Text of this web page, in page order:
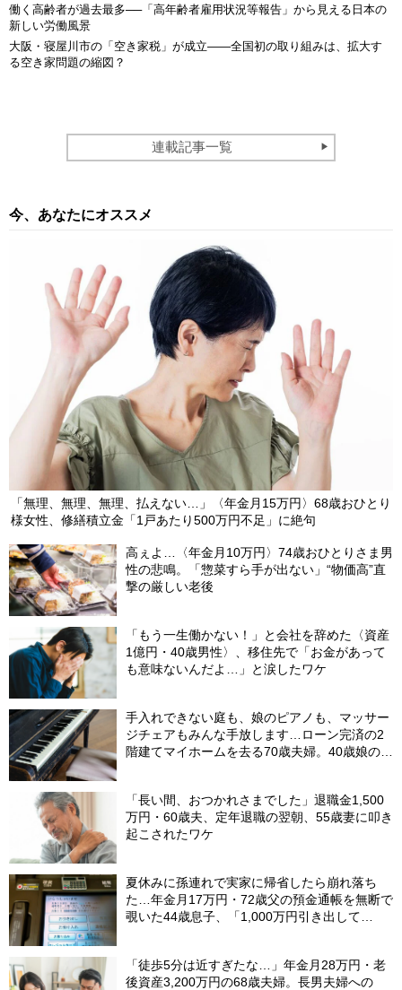
働く高齢者が過去最多──「高年齢者雇用状況等報告」から見える日本の
新しい労働風景
大阪・寝屋川市の「空き家税」が成立――全国初の取り組みは、拡大す
る空き家問題の縮図？
連載記事一覧
今、あなたにオススメ
「無理、無理、無理、払えない…」〈年金月15万円〉68歳おひとり
様女性、修繕積立金「1戸あたり500万円不足」に絶句
高ぇよ…〈年金月10万円〉74歳おひとりさま男
性の悲鳴。「惣菜すら手が出ない」“物価高”直
撃の厳しい老後
「もう一生働かない！」と会社を辞めた〈資産
1億円・40歳男性〉、移住先で「お金があって
も意味ないんだよ…」と涙したワケ
手入れできない庭も、娘のピアノも、マッサー
ジチェアもみんな手放します…ローン完済の2
階建てマイホームを去る70歳夫婦。40歳娘の提
「長い間、おつかれさまでした」退職金1,500
万円・60歳夫、定年退職の翌朝、55歳妻に叩き
起こされたワケ
夏休みに孫連れで実家に帰省したら崩れ落ち
た…年金月17万円・72歳父の預金通帳を無断で
覗いた44歳息子、「1,000万円引き出して
「徒歩5分は近すぎたな…」年金月28万円・老
後資産3,200万円の68歳夫婦。長男夫婦への